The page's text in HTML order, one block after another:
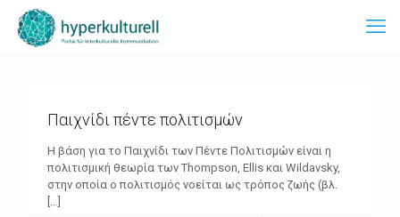
Παιχνίδι πέντε πολιτισμών
Η βάση για το Παιχνίδι των Πέντε Πολιτισμών είναι η
πολιτισμική θεωρία των Thompson, Ellis και Wildavsky,
στην οποία ο πολιτισμός νοείται ως τρόπος ζωής (βλ.
[…]